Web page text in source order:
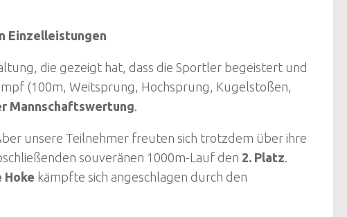
Einzelleistungen
die gezeigt hat, dass die Sportler begeistert und
(100m, Weitsprung, Hochsprung, Kugelstoßen,
Mannschaftswertung.
unsere Teilnehmer freuten sich trotzdem über ihre
souveränen 1000m-Lauf den 2. Platz.
Hoke kämpfte sich angeschlagen durch den